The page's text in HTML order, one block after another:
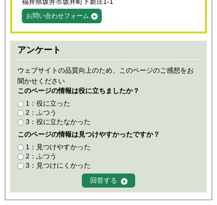
お問い合わせフォーム
アンケート
ウェブサイトの品質向上のため、このページのご感想をお
聞かせください
このページの情報は役に立ちましたか？
1：役に立った
2：ふつう
3：役に立たなかった
このページの情報は見つけやすかったですか？
1：見つけやすかった
2：ふつう
3：見つけにくかった